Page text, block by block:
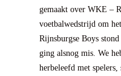
gemaakt over WKE –
voetbalwedstrijd om
Rijnsburgse Boys
ging alsnog mis. We
herbeleefd met spelers,